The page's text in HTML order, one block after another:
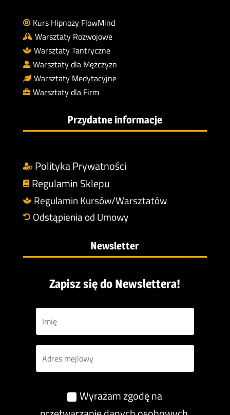
 Kurs Hipnozy FlowMind
 Warsztaty Rozwojowe
 Warsztaty Tantryczne
 Warsztaty dla Mężczyzn
 Warsztaty Medytacyjne
 Warsztaty dla Firm
Przydatne informacje
 Polityka Prywatności
 Regulamin Sklepu
 Regulamin Kursów/Warsztatów
 Odstąpienia od Umowy
Newsletter
Zapisz się do Newslettera!
Wyrażam zgodę na